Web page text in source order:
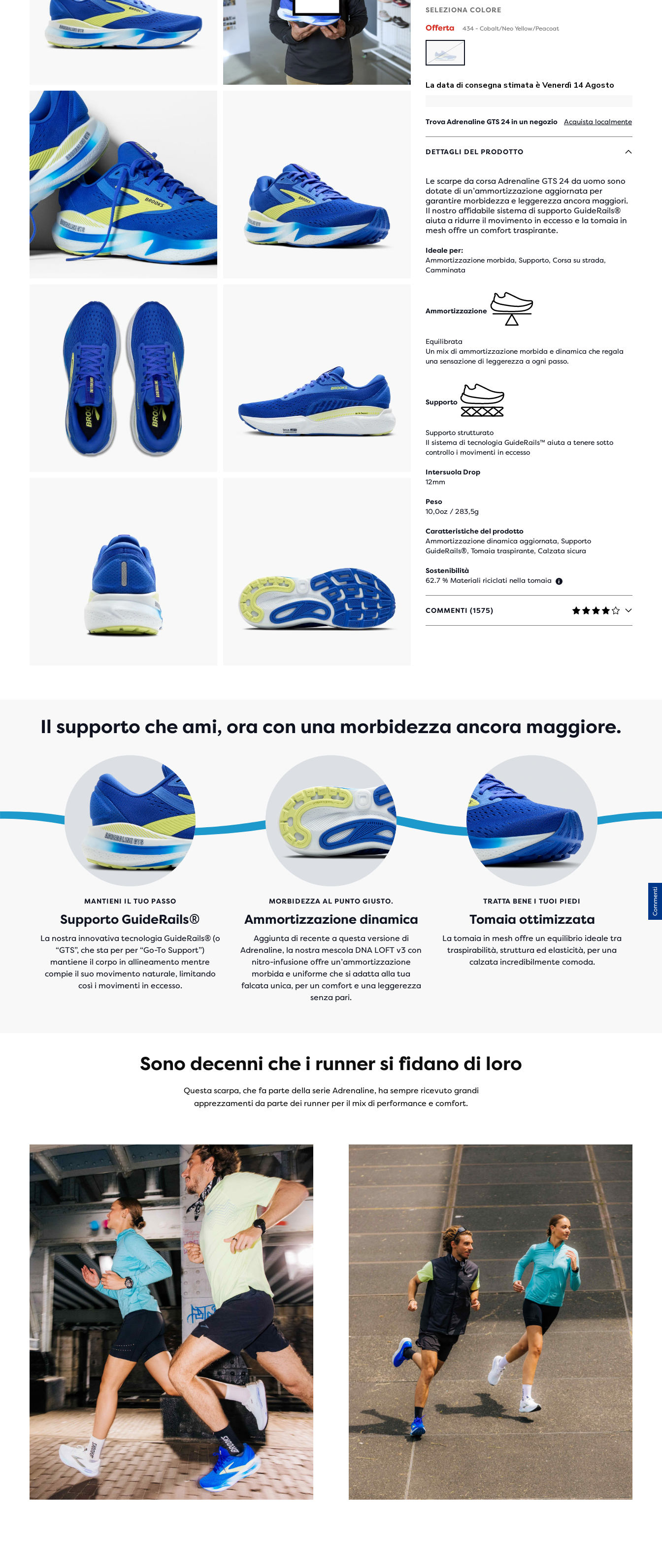
SELEZIONA COLORE
Offerta 434 - Cobalt/Neo Yellow/Peacoat
ESAURITO
Trova Adrenaline GTS 24 in un negozio Acquista localmente
DETTAGLI DEL PRODOTTO
Le scarpe da corsa Adrenaline GTS 24 da uomo sono
dotate di un’ammortizzazione aggiornata per
garantire morbidezza e leggerezza ancora maggiori.
Il nostro affidabile sistema di supporto GuideRails®
aiuta a ridurre il movimento in eccesso e la tomaia in
mesh offre un comfort traspirante.
Ideale per:
Ammortizzazione morbida, Supporto, Corsa su strada,
Camminata
Ammortizzazione
Equilibrata
Un mix di ammortizzazione morbida e dinamica che regala
una sensazione di leggerezza a ogni passo.
Supporto
Supporto strutturato
Il sistema di tecnologia GuideRails™ aiuta a tenere sotto
controllo i movimenti in eccesso
Intersuola Drop
12mm
Peso
10,0oz / 283,5g
Caratteristiche del prodotto
Ammortizzazione dinamica aggiornata, Supporto
GuideRails®, Tomaia traspirante, Calzata sicura
Sostenibilità
62.7 % Materiali riciclati nella tomaia
COMMENTI (1575)
4,2
SU
Il supporto che ami, ora con una morbidezza ancora maggiore.
MANTIENI IL TUO PASSO
Supporto GuideRails®
La nostra innovativa tecnologia GuideRails® (o
“GTS”, che sta per per “Go-To Support”)
mantiene il corpo in allineamento mentre
compie il suo movimento naturale, limitando
così i movimenti in eccesso.
MORBIDEZZA AL PUNTO GIUSTO.
Ammortizzazione dinamica
Aggiunta di recente a questa versione di
Adrenaline, la nostra mescola DNA LOFT v3 con
nitro-infusione offre un’ammortizzazione
morbida e uniforme che si adatta alla tua
falcata unica, per un comfort e una leggerezza
senza pari.
TRATTA BENE I TUOI PIEDI
Tomaia ottimizzata
La tomaia in mesh offre un equilibrio ideale tra
traspirabilità, struttura ed elasticità, per una
calzata incredibilmente comoda.
Sono decenni che i runner si fidano di loro
Questa scarpa, che fa parte della serie Adrenaline, ha sempre ricevuto grandi
apprezzamenti da parte dei runner per il mix di performance e comfort.
Commenti